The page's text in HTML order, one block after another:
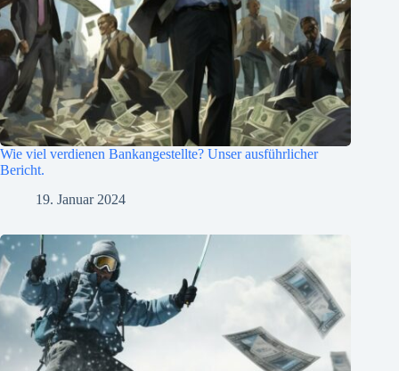
Wie viel verdienen Bankangestellte? Unser ausführlicher
Bericht.
19. Januar 2024